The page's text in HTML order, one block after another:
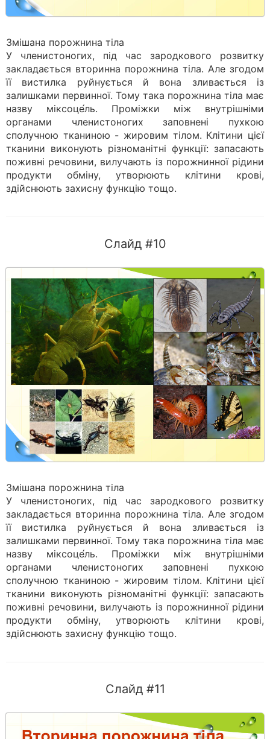
Змішана порожнина тіла
У членистоногих, під час зародкового розвитку
закладається вторинна порожнина тіла. Але згодом
її вистилка руйнується й вона зливається із
залишками первинної. Тому така порожнина тіла має
назву міксоце́ль. Проміжки між внутрішніми
органами членистоногих заповнені пухкою
сполучною тканиною - жировим тілом. Клітини цієї
тканини виконують різноманітні функції: запасають
поживні речовини, вилучають із порожнинної рідини
продукти обміну, утворюють клітини крові,
здійснюють захисну функцію тощо.
Слайд #10
Змішана порожнина тіла
У членистоногих, під час зародкового розвитку
закладається вторинна порожнина тіла. Але згодом
її вистилка руйнується й вона зливається із
залишками первинної. Тому така порожнина тіла має
назву міксоце́ль. Проміжки між внутрішніми
органами членистоногих заповнені пухкою
сполучною тканиною - жировим тілом. Клітини цієї
тканини виконують різноманітні функції: запасають
поживні речовини, вилучають із порожнинної рідини
продукти обміну, утворюють клітини крові,
здійснюють захисну функцію тощо.
Слайд #11